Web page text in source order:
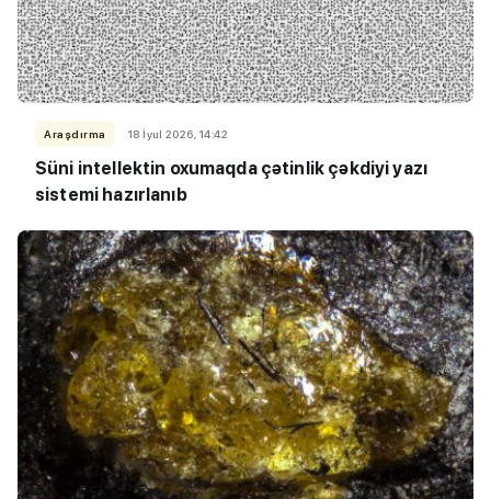
Araşdırma 18 İyul 2026, 14:42
Süni intellektin oxumaqda çətinlik çəkdiyi yazı
sistemi hazırlanıb